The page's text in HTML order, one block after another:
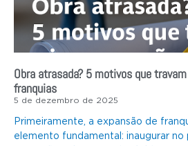
Obra atrasada? 5 motivos que
franquias
5 de dezembro de 2025
Primeiramente, a expansão de
elemento fundamental: inaugurar no